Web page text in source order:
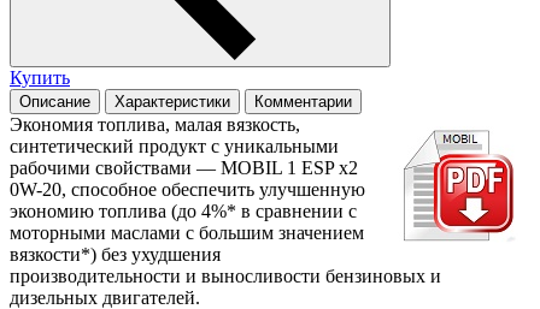
Купить
Описание Характеристики Комментарии
Экономия топлива, малая вязкость,
синтетический продукт с уникальными
рабочими свойствами — MOBIL 1 ESP x2
0W-20, способное обеспечить улучшенную
экономию топлива (до 4%* в сравнении с
моторными маслами с большим значением
вязкости*) без ухудшения
производительности и выносливости бензиновых и
дизельных двигателей.